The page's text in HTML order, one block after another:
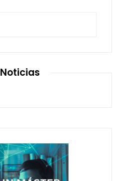
Noticias